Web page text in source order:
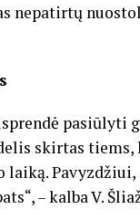
nepatirtų
skirtas
– kalba V.